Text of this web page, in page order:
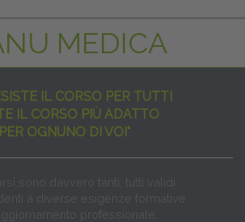
MEDICA
IL CORSO PER TUTTI
IL CORSO PIÙ ADATTO
PER OGNUNO DI VOI"
sono davvero tanti, tutti validi
a diverse esigenze formative
professionale.